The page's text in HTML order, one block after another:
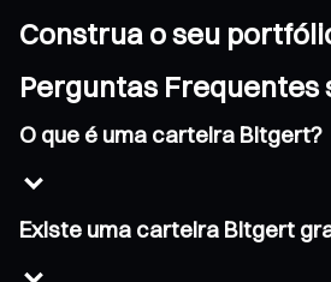
Construa o seu
Perguntas
O que é uma carteira Bitgert?
Existe uma carteira Bitgert